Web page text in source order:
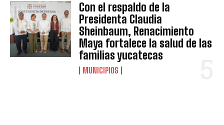
Con el respaldo de la
Presidenta Claudia
Sheinbaum, Renacimiento
Maya fortalece la salud de las
familias yucatecas
MUNICIPIOS